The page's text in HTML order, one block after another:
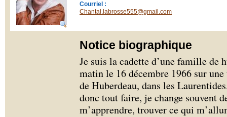
Courriel :
Chantal.labrosse555@gmail.com
Notice biographique
Je suis la cadette d’une famille
matin le 16 décembre 1966 sur
de Huberdeau, dans les
donc tout faire, je change souvent
m’apprendre, trouver ce qui